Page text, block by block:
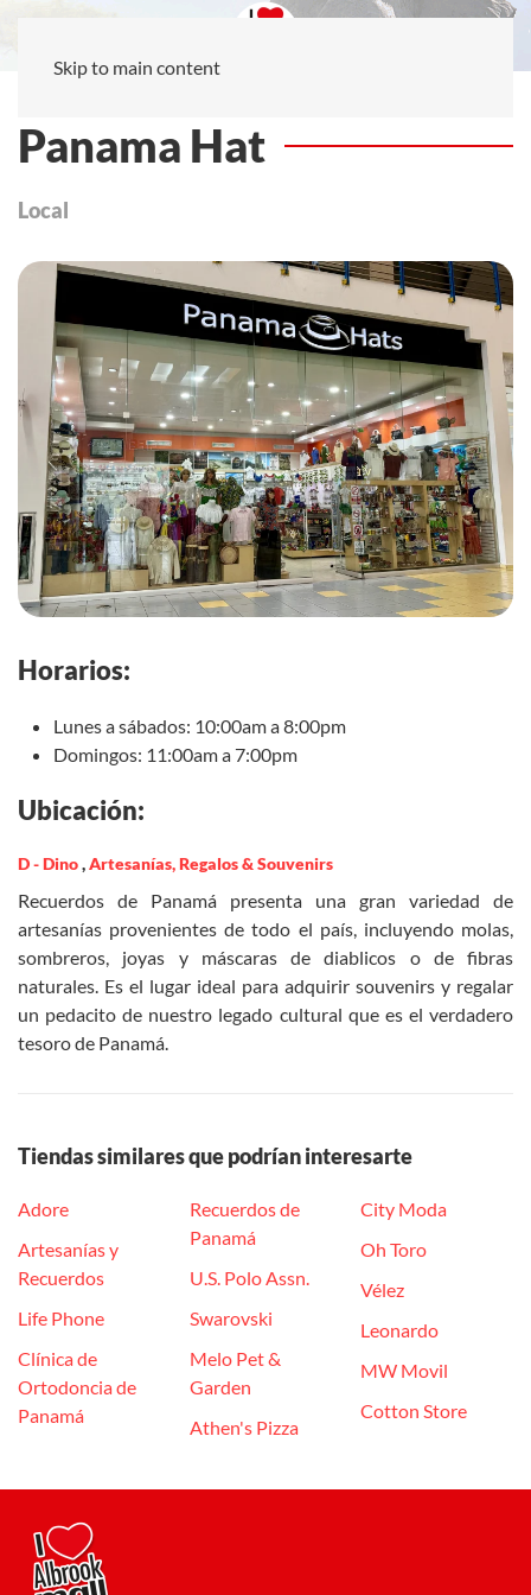
Skip to main content
Panama Hat
Local
Horarios:
Lunes a sábados: 10:00am a 8:00pm
Domingos: 11:00am a 7:00pm
Ubicación:
D - Dino,Artesanías, Regalos & Souvenirs
Recuerdos de Panamá presenta una gran variedad de
artesanías provenientes de todo el país, incluyendo molas,
sombreros, joyas y máscaras de diablicos o de fibras
naturales. Es el lugar ideal para adquirir souvenirs y regalar
un pedacito de nuestro legado cultural que es el verdadero
tesoro de Panamá.
Tiendas similares que podrían interesarte
Adore
Artesanías y
Recuerdos
Life Phone
Clínica de
Ortodoncia de
Panamá
Recuerdos de
Panamá
U.S. Polo Assn.
Swarovski
Melo Pet &
Garden
Athen's Pizza
City Moda
Oh Toro
Vélez
Leonardo
MW Movil
Cotton Store